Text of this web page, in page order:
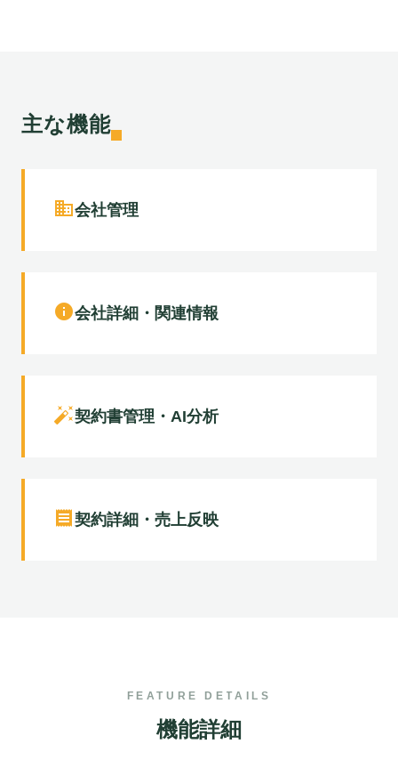
主な機能
business会社管理
info会社詳細・関連情報
auto_fix_high契約書管理・AI分析
receipt 契約詳細・売上反映
FEATURE DETAILS
機能詳細